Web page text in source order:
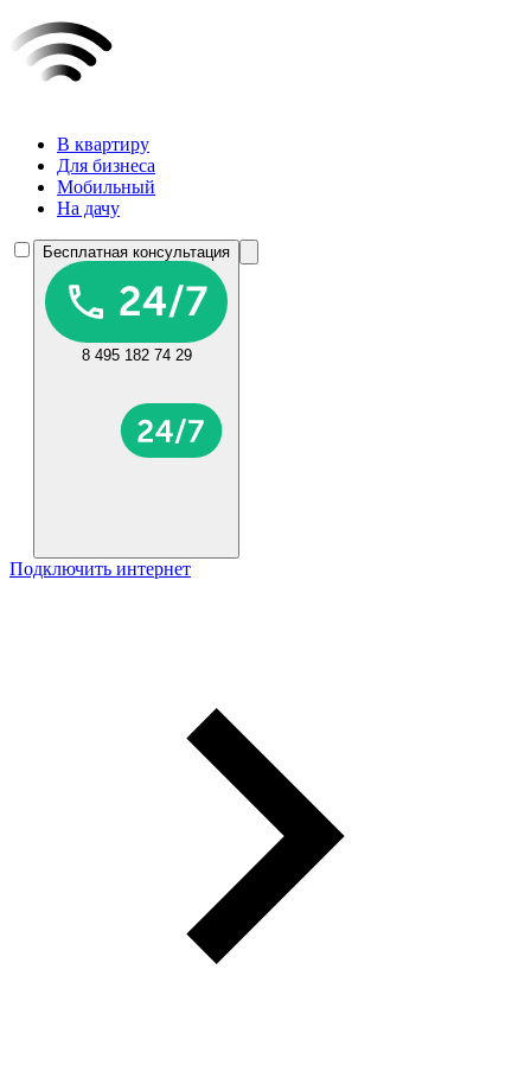
В квартиру
Для бизнеса
Мобильный
На дачу
Бесплатная консультация
8 495 182 74 29
Подключить интернет